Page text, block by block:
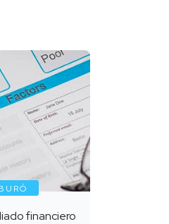
financiero